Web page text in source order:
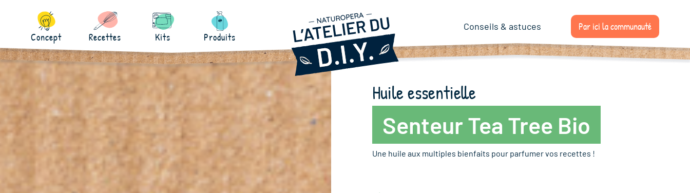
Concept Recettes Kits Produits
Conseils & astuces Par ici la communauté
Huile essentielle
Senteur Tea Tree Bio
Une huile aux multiples bienfaits pour parfumer vos recettes !